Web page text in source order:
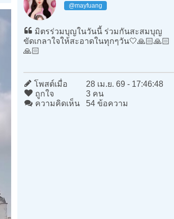
@mayfuang
มิตรร่วมบุญในวันนี้ ร่วมกันสะสมบุญ
ขัดเกลาใจให้สะอาดในทุกๆวัน🤍🙏🏻🙏🏻
🙏🏻
โพสต์เมื่อ
28 เม.ย. 69 - 17:46:48
ถูกใจ
3 คน
ความคิดเห็น
54 ข้อความ